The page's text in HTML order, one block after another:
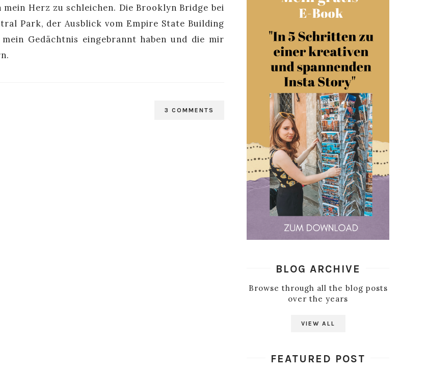
Herz zu schleichen. Die Brooklyn Bridge bei
Park, der Ausblick vom Empire State Building
Gedächtnis eingebrannt haben und die mir
3 COMMENTS
BLOG ARCHIVE
Browse through all the blog posts
over the years
VIEW ALL
FEATURED POST